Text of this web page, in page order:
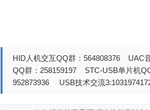
HID人机交互QQ群：564808376 UAC
QQ群：258159197 STC-USB单片机
952873936 USB技术交流